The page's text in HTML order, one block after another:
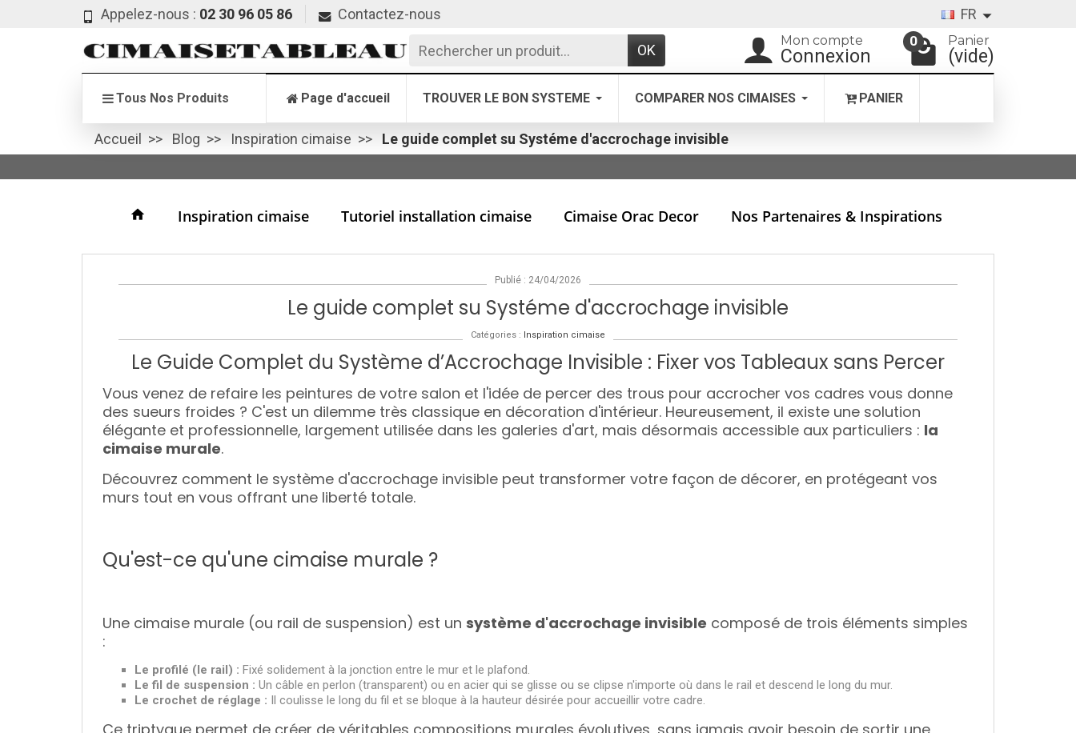
Appelez-nous : 02 30 96 05 86 Contactez-nous FR
OK
Mon compte
Connexion
0 Panier
(vide)
Tous Nos Produits Page d'accueil TROUVER LE BON SYSTEME COMPARER NOS CIMAISES PANIER
Accueil Blog Inspiration cimaise Le guide complet su Systéme d'accrochage invisible
home Inspiration cimaise Tutoriel installation cimaise Cimaise Orac Decor Nos Partenaires & Inspirations
Publié : 24/04/2026
Le guide complet su Systéme d'accrochage invisible
Catégories : Inspiration cimaise
Le Guide Complet du Système d’Accrochage Invisible : Fixer vos Tableaux sans Percer
Vous venez de refaire les peintures de votre salon et l'idée de percer des trous pour accrocher vos cadres vous donne
des sueurs froides ? C'est un dilemme très classique en décoration d'intérieur. Heureusement, il existe une solution
élégante et professionnelle, largement utilisée dans les galeries d'art, mais désormais accessible aux particuliers : la
cimaise murale.
Découvrez comment le système d'accrochage invisible peut transformer votre façon de décorer, en protégeant vos
murs tout en vous offrant une liberté totale.
Qu'est-ce qu'une cimaise murale ?
Une cimaise murale (ou rail de suspension) est un système d'accrochage invisible composé de trois éléments simples
:
Le profilé (le rail) : Fixé solidement à la jonction entre le mur et le plafond.
Le fil de suspension : Un câble en perlon (transparent) ou en acier qui se glisse ou se clipse n'importe où dans le rail et descend le long du mur.
Le crochet de réglage : Il coulisse le long du fil et se bloque à la hauteur désirée pour accueillir votre cadre.